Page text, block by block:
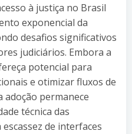
à justiça no Brasil
exponencial da
desafios significativos
judiciários. Embora a
potencial para
e otimizar fluxos de
permanece
técnica das
de interfaces